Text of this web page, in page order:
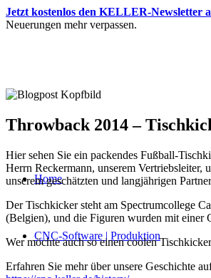
Jetzt kostenlos den KELLER-Newsletter
Neuerungen mehr verpassen.
Home
CNC-Software | Produktion
Throwback 2014 –
Hier sehen Sie ein packendes Fußball-
Herrn Reckermann, unserem Vertriebsleiter,
unserem geschätzten und langjährigen
Der Tischkicker steht am Spectrumcollege
(Belgien), und die Figuren wurden mit einer
Wer möchte auch so einen coolen
Erfahren Sie mehr über unsere Geschichte